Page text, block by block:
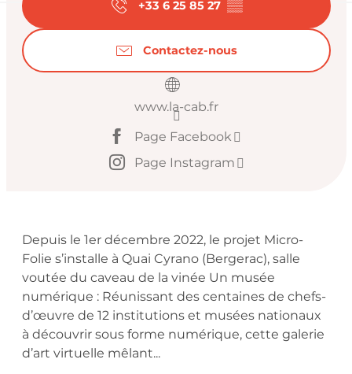
+33 6 25 85 27 ▒▒
Contactez-nous
www.la-cab.fr
Page Facebook
Page Instagram
Description
Depuis le 1er décembre 2022, le projet Micro-
Folie s’installe à Quai Cyrano (Bergerac), salle
voutée du caveau de la vinée Un musée
numérique : Réunissant des centaines de chefs-
d’œuvre de 12 institutions et musées nationaux
à découvrir sous forme numérique, cette galerie
d’art virtuelle mêlant...